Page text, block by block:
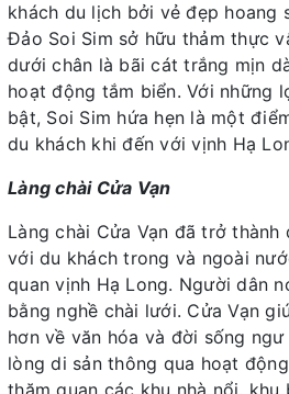
khách du lịch bởi vẻ đẹp hoang
Đảo Soi Sim sở hữu thảm thực
dưới chân là bãi cát trắng mịn
hoạt động tắm biển. Với những
bật, Soi Sim hứa hẹn là một
du khách khi đến với vịnh Hạ
Làng chài Cửa Vạn
Làng chài Cửa Vạn đã trở
với du khách trong và ngoài
quan vịnh Hạ Long. Người dân
bằng nghề chài lưới. Cửa Vạn
hơn về văn hóa và đời sống
lòng di sản thông qua hoạt